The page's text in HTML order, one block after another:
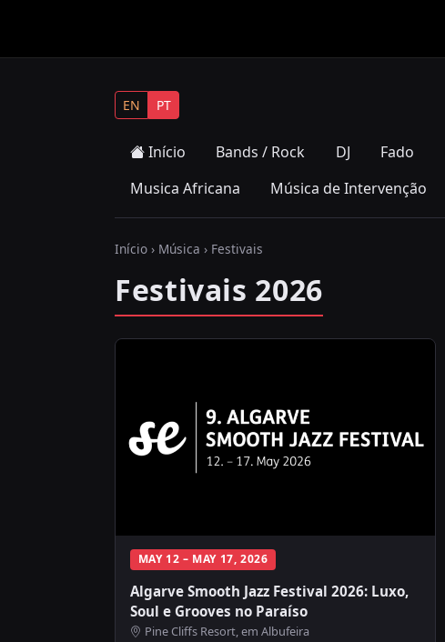
EN PT
Início Bands / Rock DJ Fado
Musica Africana
Música de Intervenção
Início › Música › Festivais
Festivais 2026
MAY 12 – MAY 17, 2026
Algarve Smooth Jazz Festival 2026: Luxo,
Soul e Grooves no Paraíso
Pine Cliffs Resort, em Albufeira